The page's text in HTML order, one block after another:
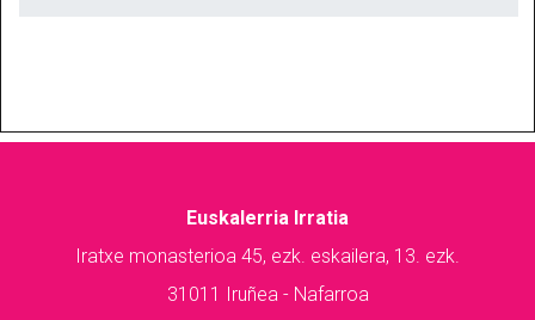
Euskalerria Irratia
Iratxe monasterioa 45, ezk. eskailera, 13. ezk.
31011 Iruñea - Nafarroa